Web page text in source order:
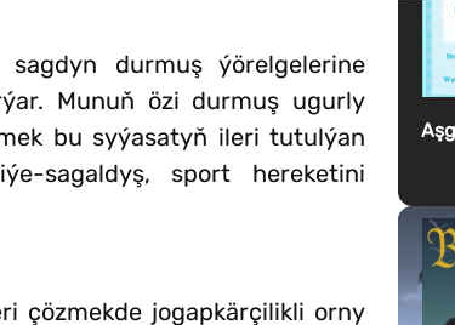
durmuş ýörelgelerine
Munuň özi durmuş ugurly
bu syýasatyň ileri tutulýan
sagaldyş, sport hereketini
çözmekde jogapkärçilikli orny